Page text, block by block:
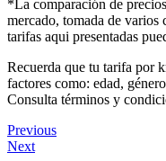
*La comparación de
mercado, tomada de varios
tarifas aqui presentadas
Recuerda que tu tarifa por
factores como: edad,
Consulta términos y
Previous
Next